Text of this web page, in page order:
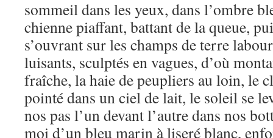
sommeil dans les yeux, dans l’ombre
chienne piaffant, battant de la queue,
s’ouvrant sur les champs de terre
luisants, sculptés en vagues, d’où
fraîche, la haie de peupliers au loin, le
pointé dans un ciel de lait, le soleil se
nos pas l’un devant l’autre dans nos
moi d’un bleu marin à liseré blanc,